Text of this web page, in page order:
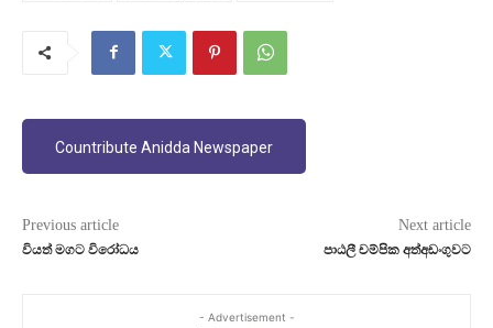
Countribute Anidda Newspaper
Previous article
වියත් මගට විරෝධය
Next article
පාඨලී චම්පික අත්අඩංගුවට
- Advertisement -